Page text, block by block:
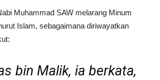
Muhammad SAW melarang Minum
Islam, sebagaimana diriwayatkan
bin Malik, ia berkata,